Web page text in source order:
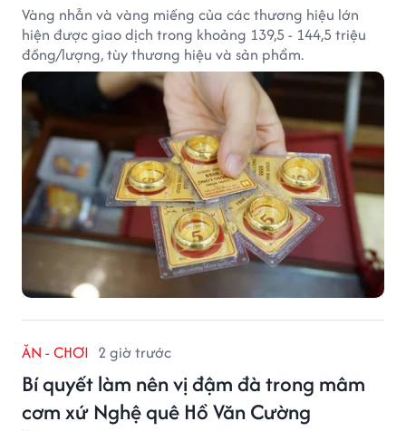
Vàng nhẫn và vàng miếng của các thương hiệu lớn
hiện được giao dịch trong khoảng 139,5 - 144,5 triệu
đồng/lượng, tùy thương hiệu và sản phẩm.
ĂN - CHƠI 2 giờ trước
Bí quyết làm nên vị đậm đà trong mâm
cơm xứ Nghệ quê Hồ Văn Cường